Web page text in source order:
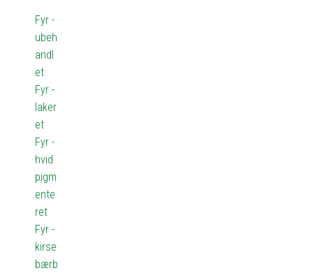
Fyr -
ubeh
andl
et
Fyr -
laker
et
Fyr -
hvid
pigm
ente
ret
Fyr -
kirse
bærb